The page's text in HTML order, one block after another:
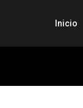
Inicio